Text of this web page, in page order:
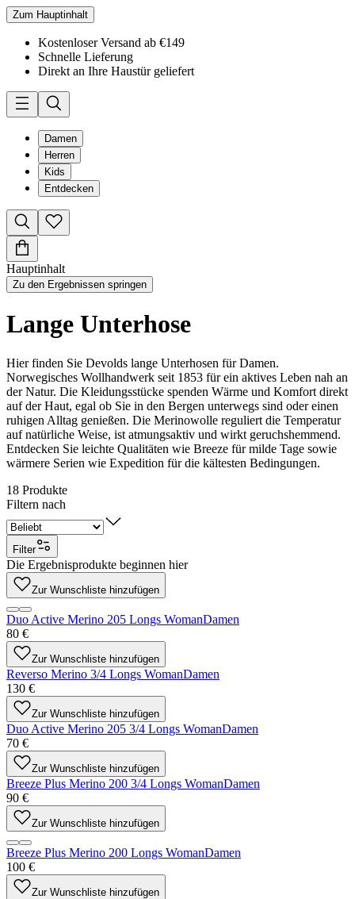
Zum Hauptinhalt
Kostenloser Versand ab €149
Schnelle Lieferung
Direkt an Ihre Haustür geliefert
Damen
Herren
Kids
Entdecken
Hauptinhalt
Zu den Ergebnissen springen
Lange Unterhose
Hier finden Sie Devolds lange Unterhosen für Damen.
Norwegisches Wollhandwerk seit 1853 für ein aktives Leben nah an
der Natur. Die Kleidungsstücke spenden Wärme und Komfort direkt
auf der Haut, egal ob Sie in den Bergen unterwegs sind oder einen
ruhigen Alltag genießen. Die Merinowolle reguliert die Temperatur
auf natürliche Weise, ist atmungsaktiv und wirkt geruchshemmend.
Entdecken Sie leichte Qualitäten wie Breeze für milde Tage sowie
wärmere Serien wie Expedition für die kältesten Bedingungen.
18 Produkte
Filtern nach
Filter
Die Ergebnisprodukte beginnen hier
Zur Wunschliste hinzufügen
Duo Active Merino 205 Longs WomanDamen
80 €
Zur Wunschliste hinzufügen
Reverso Merino 3/4 Longs WomanDamen
130 €
Zur Wunschliste hinzufügen
Duo Active Merino 205 3/4 Longs WomanDamen
70 €
Zur Wunschliste hinzufügen
Breeze Plus Merino 200 3/4 Longs WomanDamen
90 €
Zur Wunschliste hinzufügen
Breeze Plus Merino 200 Longs WomanDamen
100 €
Zur Wunschliste hinzufügen